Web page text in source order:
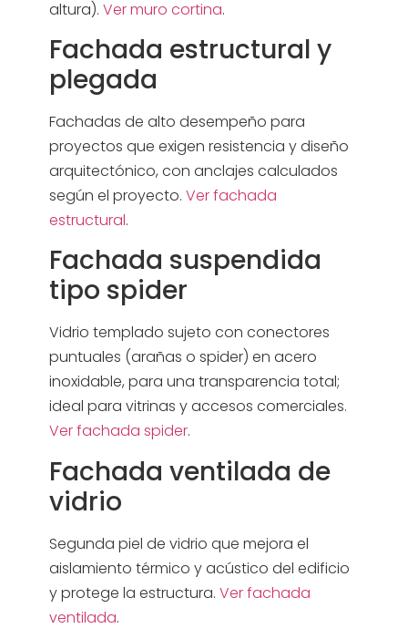
altura). Ver muro cortina.
Fachada estructural y
plegada
Fachadas de alto desempeño para
proyectos que exigen resistencia y diseño
arquitectónico, con anclajes calculados
según el proyecto. Ver fachada
estructural.
Fachada suspendida
tipo spider
Vidrio templado sujeto con conectores
puntuales (arañas o spider) en acero
inoxidable, para una transparencia total;
ideal para vitrinas y accesos comerciales.
Ver fachada spider.
Fachada ventilada de
vidrio
Segunda piel de vidrio que mejora el
aislamiento térmico y acústico del edificio
y protege la estructura. Ver fachada
ventilada.